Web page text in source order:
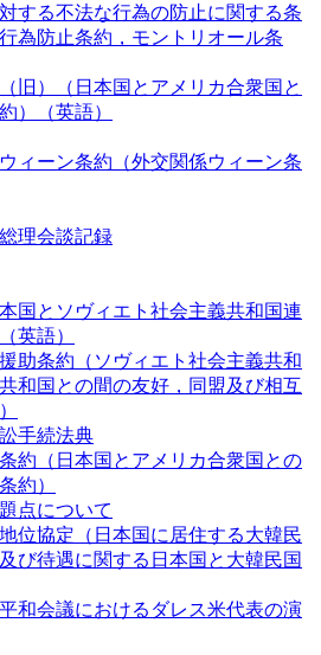
する不法な行為の防止に関する条
為防止条約，モントリオール条
旧）（日本国とアメリカ合衆国と
）（英語）
ィーン条約（外交関係ウィーン条
理会談記録
国とソヴィエト社会主義共和国連
英語）
助条約（ソヴィエト社会主義共和
和国との間の友好，同盟及び相互
手続法典
約（日本国とアメリカ合衆国との
約）
点について
位協定（日本国に居住する大韓民
び待遇に関する日本国と大韓民国
和会議におけるダレス米代表の演